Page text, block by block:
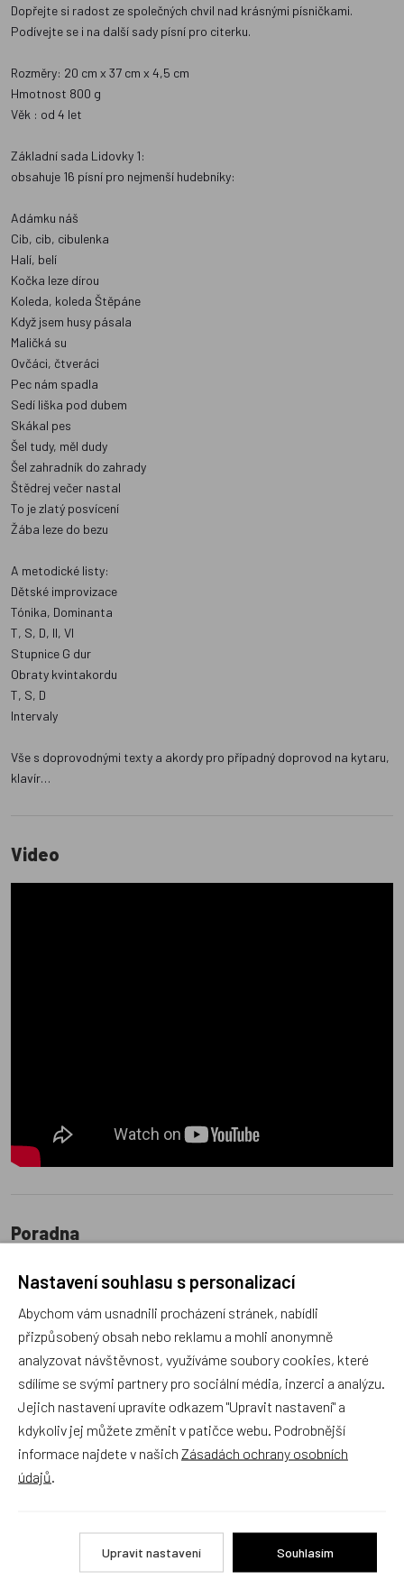
Dopřejte si radost ze společných chvil nad krásnými písničkami.
Podívejte se i na další sady písní pro citerku.
Rozměry: 20 cm x 37 cm x 4,5 cm
Hmotnost 800 g
Věk : od 4 let
Základní sada Lidovky 1:
obsahuje 16 písní pro nejmenší hudebníky:
Adámku náš
Cib, cib, cibulenka
Halí, belí
Kočka leze dírou
Koleda, koleda Štěpáne
Když jsem husy pásala
Maličká su
Ovčáci, čtveráci
Pec nám spadla
Sedí liška pod dubem
Skákal pes
Šel tudy, měl dudy
Šel zahradník do zahrady
Štědrej večer nastal
To je zlatý posvícení
Žába leze do bezu
A metodické listy:
Dětské improvizace
Tónika, Dominanta
T, S, D, II, VI
Stupnice G dur
Obraty kvintakordu
T, S, D
Intervaly
Vše s doprovodnými texty a akordy pro případný doprovod na kytaru,
klavír…
Video
Poradna
Náš sortiment dokonale známe a rádi Vám poradíme
s výběrem (Po–Pá, 10–17 hod).
Jsme tu vždy rádi pro Vás! Váš rodinný obchod
Dráček.cz
Položit dotaz
Recenze v detailu produktu a texty od zákazníků v poradně
odrážejí výhradně názory a stanoviska zákazníků. Provozovatel
e-shopu Dráček.cz texty zákazníků předem neschvaluje ani
Nastavení souhlasu s personalizací
Abychom vám usnadnili procházení stránek, nabídli
přizpůsobený obsah nebo reklamu a mohli anonymně
analyzovat návštěvnost, využíváme soubory cookies, které
sdílíme se svými partnery pro sociální média, inzerci a analýzu.
Jejich nastavení upravíte odkazem "Upravit nastavení" a
kdykoliv jej můžete změnit v patičce webu. Podrobnější
informace najdete v našich Zásadách ochrany osobních
údajů
Upravit nastavení Souhlasím